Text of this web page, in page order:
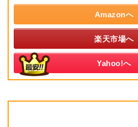
Amazonへ
楽天市場へ
Yahoo!へ